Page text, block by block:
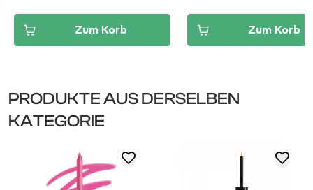
Zum Korb Zum Korb
PRODUKTE AUS DERSELBEN
KATEGORIE